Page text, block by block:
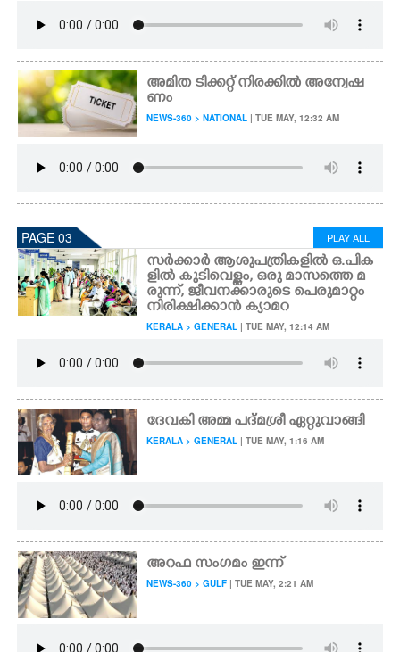
അമിത ടിക്കറ്റ് നിരക്കിൽ അന്വേഷ
ണം
NEWS-360 > NATIONAL | TUE MAY, 12:32 AM
PAGE 03 PLAY ALL
സർക്കാർ ആശുപത്രികളിൽ ഒ.പിക
ളിൽ കുടിവെള്ളം,​ ഒരു മാസത്തെ മ
രുന്ന്, ജീവനക്കാരുടെ പെരുമാറ്റം
നിരിക്ഷിക്കാൻ ക്യാമറ
KERALA > GENERAL | TUE MAY, 12:14 AM
ദേവകി അമ്മ പദ്മശ്രീ ഏറ്റുവാങ്ങി
KERALA > GENERAL | TUE MAY, 1:16 AM
അറഫ സംഗമം ഇന്ന്
NEWS-360 > GULF | TUE MAY, 2:21 AM